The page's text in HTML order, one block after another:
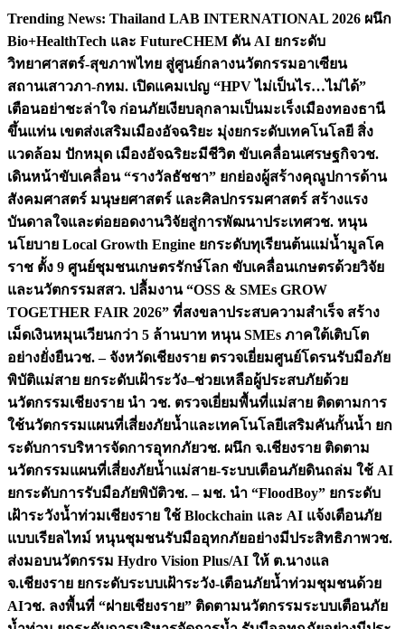
Skip
content
Trending News: Thailand LAB INTERNATIONAL 2026 ผนึก
Bio+HealthTech และ FutureCHEM ดัน AI ยกระดับ
วิทยาศาสตร์-สุขภาพไทย สู่ศูนย์กลางนวัตกรรมอาเซียน
สถานเสาวภา-กทม. เปิดแคมเปญ “HPV ไม่เป็นไร…ไม่ได้”
เตือนอย่าชะล่าใจ ก่อนภัยเงียบลุกลามเป็นมะเร็งเมืองทองธานี
ขึ้นแท่น เขตส่งเสริมเมืองอัจฉริยะ มุ่งยกระดับเทคโนโลยี สิ่ง
แวดล้อม ปักหมุด เมืองอัจฉริยะมีชีวิต ขับเคลื่อนเศรษฐกิจวช.
เดินหน้าขับเคลื่อน “รางวัลธัชชา” ยกย่องผู้สร้างคุณูปการด้าน
สังคมศาสตร์ มนุษยศาสตร์ และศิลปกรรมศาสตร์ สร้างแรง
บันดาลใจและต่อยอดงานวิจัยสู่การพัฒนาประเทศวช. หนุน
นโยบาย Local Growth Engine ยกระดับทุเรียนต้นแม่น้ำมูลโค
ราช ตั้ง 9 ศูนย์ชุมชนเกษตรรักษ์โลก ขับเคลื่อนเกษตรด้วยวิจัย
และนวัตกรรมสสว. ปลื้มงาน “OSS & SMEs GROW
TOGETHER FAIR 2026” ที่สงขลาประสบความสำเร็จ สร้าง
เม็ดเงินหมุนเวียนกว่า 5 ล้านบาท หนุน SMEs ภาคใต้เติบโต
อย่างยั่งยืนวช. – จังหวัดเชียงราย ตรวจเยี่ยมศูนย์โดรนรับมือภัย
พิบัติแม่สาย ยกระดับเฝ้าระวัง–ช่วยเหลือผู้ประสบภัยด้วย
นวัตกรรมเชียงราย นำ วช. ตรวจเยี่ยมพื้นที่แม่สาย ติดตามการ
ใช้นวัตกรรมแผนที่เสี่ยงภัยน้ำและเทคโนโลยีเสริมคันกั้นน้ำ ยก
ระดับการบริหารจัดการอุทกภัยวช. ผนึก จ.เชียงราย ติดตาม
นวัตกรรมแผนที่เสี่ยงภัยน้ำแม่สาย-ระบบเตือนภัยดินถล่ม ใช้ AI
ยกระดับการรับมือภัยพิบัติวช. – มช. นำ “FloodBoy” ยกระดับ
เฝ้าระวังน้ำท่วมเชียงราย ใช้ Blockchain และ AI แจ้งเตือนภัย
แบบเรียลไทม์ หนุนชุมชนรับมืออุทกภัยอย่างมีประสิทธิภาพวช.
ส่งมอบนวัตกรรม Hydro Vision Plus/AI ให้ ต.นางแล
จ.เชียงราย ยกระดับระบบเฝ้าระวัง-เตือนภัยน้ำท่วมชุมชนด้วย
AIวช. ลงพื้นที่ “ฝายเชียงราย” ติดตามนวัตกรรมระบบเตือนภัย